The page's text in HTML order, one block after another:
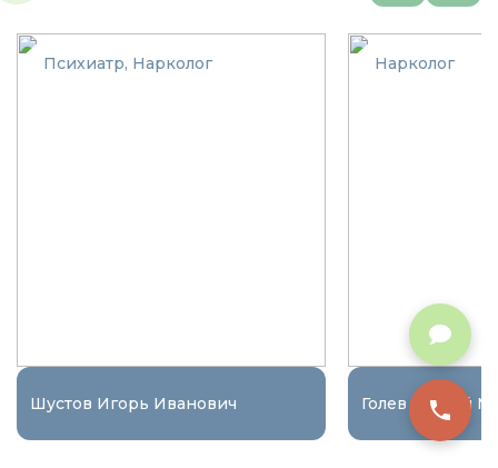
Шустов Игорь Иванович
Психиатр, Нарколог
Голев Сергей
Нарколог